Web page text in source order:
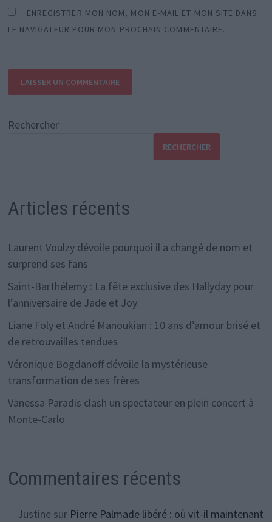
ENREGISTRER MON NOM, MON E-MAIL ET MON SITE DANS
LE NAVIGATEUR POUR MON PROCHAIN COMMENTAIRE.
Rechercher
RECHERCHER
Articles récents
Laurent Voulzy dévoile pourquoi il a changé de nom et
surprend ses fans
Saint-Barthélemy : La fête exclusive des Hallyday pour
l’anniversaire de Jade et Joy
Liane Foly et André Manoukian : 10 ans d’amour brisé et
de retrouvailles tendues
Véronique Bogdanoff dévoile la mystérieuse
transformation de ses frères
Vanessa Paradis clash un spectateur en plein concert à
Monte-Carlo
Commentaires récents
Justinesur Pierre Palmade libéré : où vit-il maintenant